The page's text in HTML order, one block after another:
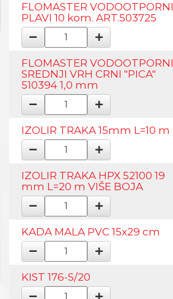
FLOMASTER VODOOTPORNI
PLAVI 10 kom. ART.503725
FLOMASTER VODOOTPORNI
SREDNJI VRH CRNI "PICA"
510394 1,0 mm
IZOLIR TRAKA 15mm L=10 m
IZOLIR TRAKA HPX 52100 19
mm L=20 m VIŠE BOJA
KADA MALA PVC 15x29 cm
KIST 176-S/20